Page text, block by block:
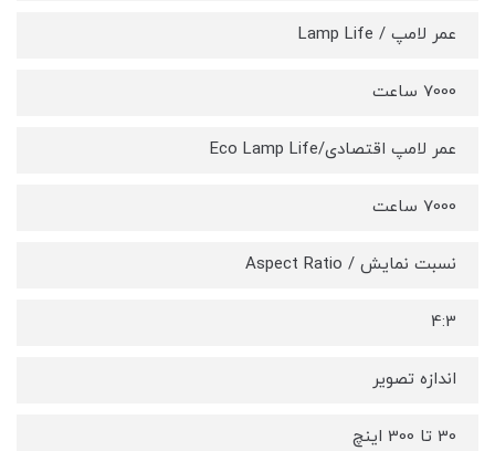
عمر لامپ / Lamp Life
7000 ساعت
عمر لامپ اقتصادی/Eco Lamp Life
7000 ساعت
نسبت نمایش / Aspect Ratio
4:3
اندازه تصویر
30 تا 300 اینچ